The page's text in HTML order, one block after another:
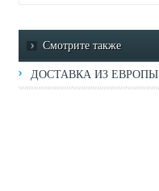
Смотрите также
ДОСТАВКА ИЗ ЕВРОПЫ